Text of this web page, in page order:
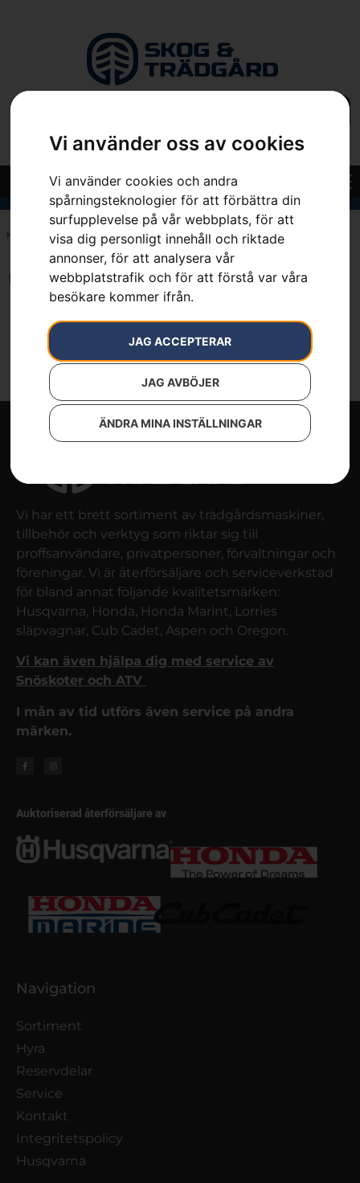
Vi använder oss av cookies
Vi använder cookies och andra
spårningsteknologier för att förbättra din
surfupplevelse på vår webbplats, för att
visa dig personligt innehåll och riktade
annonser, för att analysera vår
webbplatstrafik och för att förstå var våra
besökare kommer ifrån.
JAG ACCEPTERAR
JAG AVBÖJER
ÄNDRA MINA INSTÄLLNINGAR
Hem 7391883703014
Inga resultat.
Vi har ett brett sortiment av trädgårdsmaskiner,
tillbehör och verktyg som riktar sig till
proffsanvändare, privatpersoner, förvaltningar och
föreningar. Vi är återförsäljare och serviceverkstad
för bland annat följande kvalitetsmärken:
Husqvarna, Honda, Honda Marint, Lorries
släpvagnar, Cub Cadet, Aspen och Oregon.
Vi kan även hjälpa dig med service av
Snöskoter och ATV
I mån av tid utförs även service på andra
märken.
Auktoriserad återförsäljare av
Navigation
Sortiment
Hyra
Reservdelar
Service
Kontakt
Integritetspolicy
Husqvarna